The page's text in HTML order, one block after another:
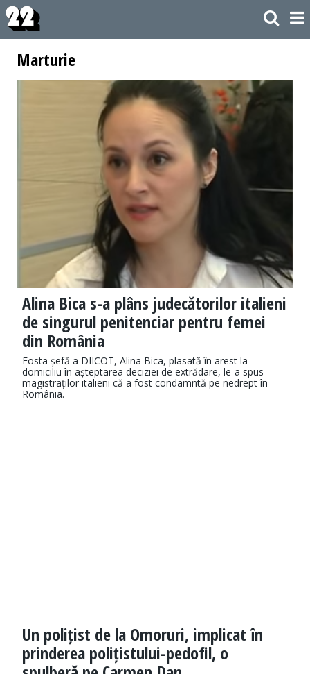
Marturie
Alina Bica s-a plâns judecătorilor italieni
de singurul penitenciar pentru femei
din România
Fosta șefă a DIICOT, Alina Bica, plasată în arest la
domiciliu în așteptarea deciziei de extrădare, le-a spus
magistraților italieni că a fost condamntă pe nedrept în
România.
Un polițist de la Omoruri, implicat în
prinderea polițistului-pedofil, o